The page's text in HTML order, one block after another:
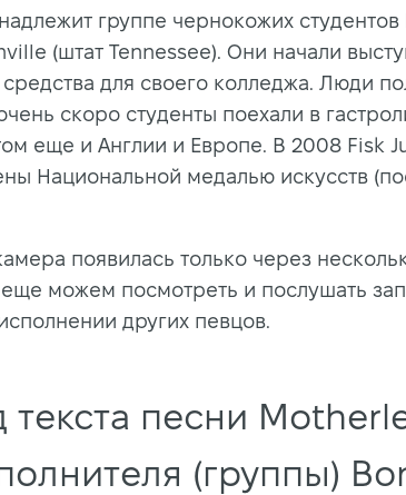
группе чернокожих студентов
(штат Tennessee). Они начали
средства для своего колледжа. Люди
скоро студенты поехали в
еще и Англии и Европе. В 2008 Fisk
Национальной медалью искусств
появилась только через
можем посмотреть и послушать
других певцов.
текста песни
(группы)